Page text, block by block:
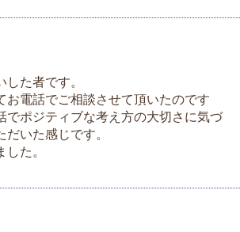
た者です。
お電話でご相談させて頂いたのです
でポジティブな考え方の大切さに気づ
いた感じです。
た。